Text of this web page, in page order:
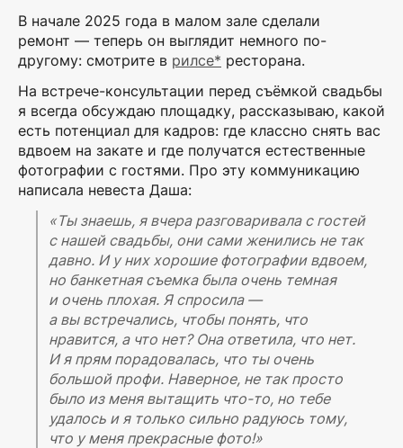
В начале 2025 года в малом зале сделали
ремонт — теперь он выглядит немного по-
другому: смотрите в рилсе* ресторана.
На встрече-консультации перед съёмкой свадьбы
я всегда обсуждаю площадку, рассказываю, какой
есть потенциал для кадров: где классно снять вас
вдвоем на закате и где получатся естественные
фотографии с гостями. Про эту коммуникацию
написала невеста Даша:
«Ты знаешь, я вчера разговаривала с гостей
с нашей свадьбы, они сами женились не так
давно. И у них хорошие фотографии вдвоем,
но банкетная съемка была очень темная
и очень плохая. Я спросила —
а вы встречались, чтобы понять, что
нравится, а что нет? Она ответила, что нет.
И я прям порадовалась, что ты очень
большой профи. Наверное, не так просто
было из меня вытащить что-то, но тебе
удалось и я только сильно радуюсь тому,
что у меня прекрасные фото!»